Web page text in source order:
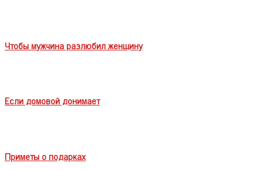
Чтобы мужчина разлюбил женщину
Если домовой донимает
Приметы о подарках